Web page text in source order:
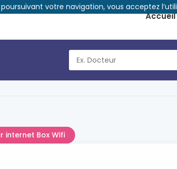
Accueil
internet Box Wifi
votre navigation, vous acceptez